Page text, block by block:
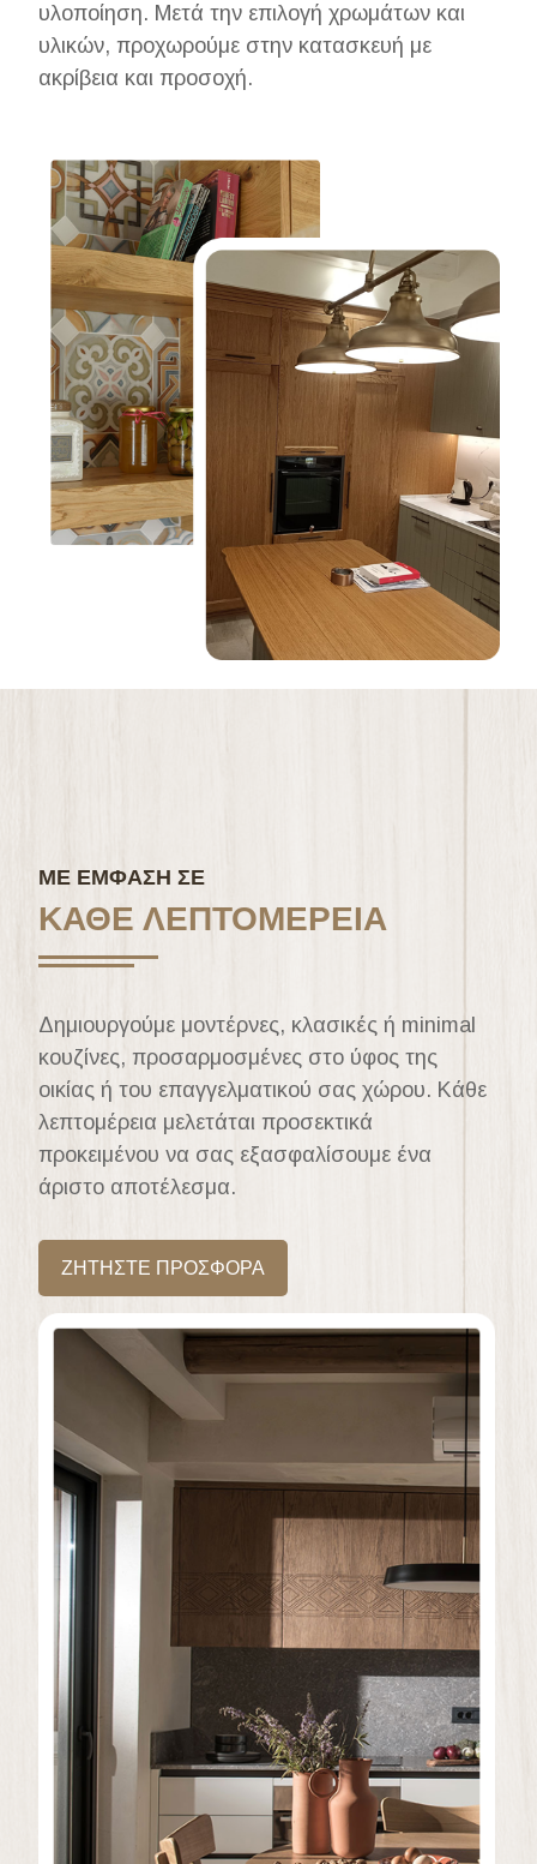
υλοποίηση. Μετά την επιλογή χρωμάτων και
υλικών, προχωρούμε στην κατασκευή με
ακρίβεια και προσοχή.
ΜΕ ΕΜΦΑΣΗ ΣΕ
ΚΑΘΕ ΛΕΠΤΟΜΕΡΕΙΑ
Δημιουργούμε μοντέρνες, κλασικές ή minimal
κουζίνες, προσαρμοσμένες στο ύφος της
οικίας ή του επαγγελματικού σας χώρου. Κάθε
λεπτομέρεια μελετάται προσεκτικά
προκειμένου να σας εξασφαλίσουμε ένα
άριστο αποτέλεσμα.
ΖΗΤΗΣΤΕ ΠΡΟΣΦΟΡΑ